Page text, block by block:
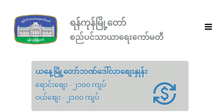
ရန်ကုန်မြို့တော်
စည်ပင်သာယာရေးကော်မတီ
ယနေ့မြို့တော်ဘဏ်ဒေါ်လာစျေးနှုန်း
ရောင်းစျေး - ၂၁၀၀ ကျပ်
ဝယ်စျေး - ၂၁၀၀ ကျပ်